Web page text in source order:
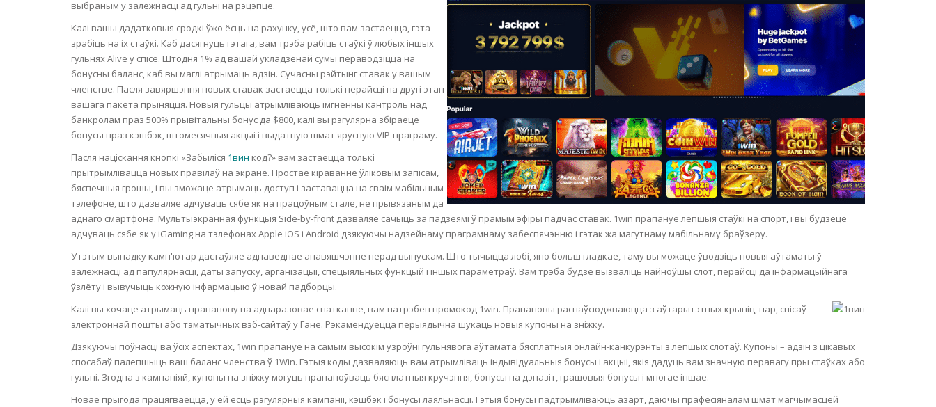
SKIN
ANTI-AGEING
VERY DRY OR ATOPIC
SKIN
SKIN REPAIR
ACNE-PRONE SKIN
OILY SKIN
DRY SKIN
ROUGHNESS
TOOTH PASTE
MASK
выбраным у залежнасці ад гульні на рэцэпце.
Калі вашы дадатковыя сродкі ўжо ёсць на рахунку, усё, што вам застаецца, гэта
зрабіць на іх стаўкі. Каб дасягнуць гэтага, вам трэба рабіць стаўкі ў любых іншых
гульнях Alive у спісе. Штодня 1% ад вашай укладзенай сумы пераводзіцца на
бонусны баланс, каб вы маглі атрымаць адзін. Сучасны рэйтынг ставак у вашым
членстве. Пасля завяршэння новых ставак застаецца толькі перайсці на другі этап
вашага пакета прыняцця. Новыя гульцы атрымліваюць імгненны кантроль над
банкролам праз 500% прывітальны бонус да $800, калі вы рэгулярна збіраеце
бонусы праз кэшбэк, штомесячныя акцыі і выдатную шмат'ярусную VIP-праграму.
Пасля націскання кнопкі «Забыліся 1вин код?» вам застаецца толькі
прытрымлівацца новых правілаў на экране. Простае кіраванне ўліковым запісам,
бяспечныя грошы, і вы зможаце атрымаць доступ і заставацца на сваім мабільным
тэлефоне, што дазваляе адчуваць сябе як на працоўным стале, не прывязаным да
аднаго смартфона. Мультыэкранная функцыя Side-by-front дазваляе сачыць за падзеямі ў прамым эфіры падчас ставак. 1win прапануе лепшыя стаўкі на спорт, і вы будзеце
адчуваць сябе як у iGaming на тэлефонах Apple iOS і Android дзякуючы надзейнаму праграмнаму забеспячэнню і гэтак жа магутнаму мабільнаму браўзеру.
У гэтым выпадку камп'ютар дастаўляе адпаведнае апавяшчэнне перад выпускам. Што тычыцца лобі, яно больш гладкае, таму вы можаце ўводзіць новыя аўтаматы ў
залежнасці ад папулярнасці, даты запуску, арганізацыі, спецыяльных функцый і іншых параметраў. Вам трэба будзе вызваліць найноўшы слот, перайсці да інфармацыйнага
ўзлёту і вывучыць кожную інфармацыю ў новай падборцы.
Калі вы хочаце атрымаць прапанову на аднаразовае спатканне, вам патрэбен промокод 1win. Прапановы распаўсюджваюцца з аўтарытэтных крыніц, пар, спісаў
электроннай пошты або тэматычных вэб-сайтаў у Гане. Рэкамендуецца перыядычна шукаць новыя купоны на зніжку.
Дзякуючы поўнасці ва ўсіх аспектах, 1win прапануе на самым высокім узроўні гульнявога аўтамата бясплатныя онлайн-канкурэнты з лепшых слотаў. Купоны – адзін з цікавых
спосабаў палепшыць ваш баланс членства ў 1Win. Гэтыя коды дазваляюць вам атрымліваць індывідуальныя бонусы і акцыі, якія дадуць вам значную перавагу пры стаўках або
гульні. Згодна з кампаніяй, купоны на зніжку могуць прапаноўваць бясплатныя кручэння, бонусы на дэпазіт, грашовыя бонусы і многае іншае.
Новае прыгода працягваецца, у ёй ёсць рэгулярныя кампаніі, кэшбэк і бонусы лаяльнасці. Гэтыя бонусы падтрымліваюць азарт, даючы прафесіяналам шмат магчымасцей